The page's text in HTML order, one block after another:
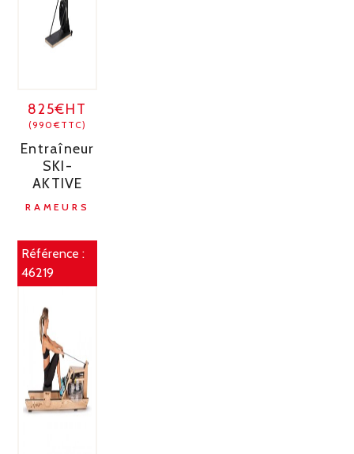
825€HT
(990€TTC)
Entraîneur
SKI-
AKTIVE
RAMEURS
Référence :
46219